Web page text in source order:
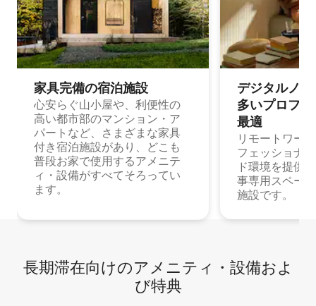
家具完備の宿⁠泊⁠施⁠設
心安らぐ山小屋や、利便性の
高い都市部のマンション・ア
パートなど、さまざまな家具
付き宿泊施設があり、どこも
普段お家で使用するアメニテ
ィ・設備がすべてそろってい
ます。
デジタルノ
多⁠いプ⁠ロ⁠フ⁠
最⁠適
リモートワー
フェッショナ
ド環境を提供
事専用スペー
施設です。
長期滞在向け⁠のア⁠メ⁠ニ⁠テ⁠ィ⁠・設⁠備⁠およ
び特⁠典